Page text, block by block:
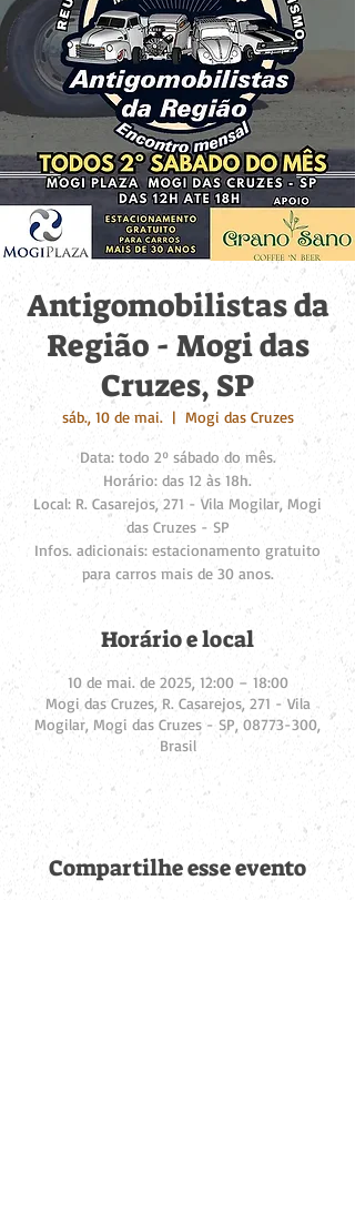
Antigomobilistas da
Região - Mogi das
Cruzes, SP
sáb., 10 de mai.
  |
Mogi das Cruzes
Data: todo 2º sábado do mês.
Horário: das 12 às 18h.
Local: R. Casarejos, 271 - Vila Mogilar, Mogi
das Cruzes - SP
Infos. adicionais: estacionamento gratuito
para carros mais de 30 anos.
Horário e local
10 de mai. de 2025, 12:00 – 18:00
Mogi das Cruzes, R. Casarejos, 271 - Vila
Mogilar, Mogi das Cruzes - SP, 08773-300,
Brasil
Compartilhe esse evento